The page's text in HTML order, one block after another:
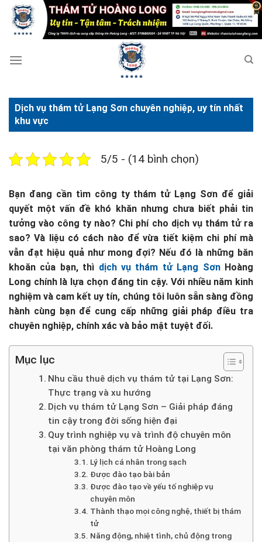
qua
Dịch vụ thám tử Lạng Sơn chuyên nghiệp, uy tín nhất
khu vực
5/5 - (14 bình chọn)
Bạn đang cần tìm công ty thám tử Lạng Sơn để giải
quyết một vấn đề khó khăn nhưng chưa biết phải tin
tưởng vào công ty nào? Chi phí cho dịch vụ thám tử ra
sao? Và liệu có cách nào để vừa tiết kiệm chi phí mà
vẫn đạt hiệu quả như mong đợi? Nếu đó là những băn
khoăn của bạn, thì dịch vụ thám tử Lạng SơnHoàng
Long chính là lựa chọn đáng tin cậy. Với nhiều năm kinh
nghiệm và cam kết uy tín, chúng tôi luôn sẵn sàng đồng
hành cùng bạn để cung cấp những giải pháp điều tra
chuyên nghiệp, chính xác và bảo mật tuyệt đối.
Mục lục
Nhu cầu thuê dịch vụ thám tử tại Lạng Sơn:
Thực trạng và xu hướng
Dịch vụ thám tử Lạng Sơn – Giải pháp đáng
tin cậy trong đời sống hiện đại
Quy trình nghiệp vụ và trình độ chuyên môn
tại văn phòng thám tử Hoàng Long
Lý lịch cá nhân trong sạch
Được đào tạo bài bản
Được đào tạo về yếu tố nghiệp vụ
chuyên môn
Thành thạo mọi công nghệ, thiết bị thám
tử
Năng động, nhiệt tình, chủ động trong